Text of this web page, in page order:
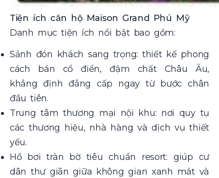
Tiện ích căn hộ Maison Grand Phú Mỹ
Danh mục tiện ích nổi bật bao gồm:
Sảnh đón khách sang trọng: thiết kế phong
cách bán cổ điển, đậm chất Châu Âu,
khẳng định đẳng cấp ngay từ bước chân
đầu tiên.
Trung tâm thương mại nội khu: nơi quy tụ
các thương hiệu, nhà hàng và dịch vụ thiết
yếu.
Hồ bơi tràn bờ tiêu chuẩn resort: giúp cư
dân thư giãn giữa không gian xanh mát và